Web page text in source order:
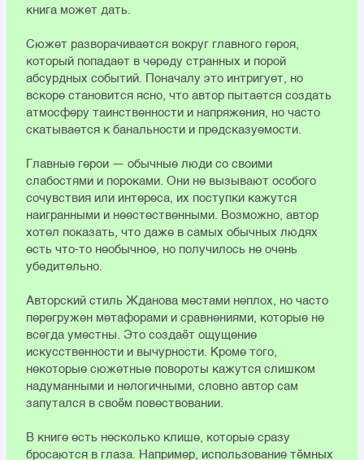
книга может дать.
Сюжет разворачивается вокруг главного героя,
который попадает в череду странных и порой
абсурдных событий. Поначалу это интригует, но
вскоре становится ясно, что автор пытается создать
атмосферу таинственности и напряжения, но часто
скатывается к банальности и предсказуемости.
Главные герои — обычные люди со своими
слабостями и пороками. Они не вызывают особого
сочувствия или интереса, их поступки кажутся
наигранными и неестественными. Возможно, автор
хотел показать, что даже в самых обычных людях
есть что-то необычное, но получилось не очень
убедительно.
Авторский стиль Жданова местами неплох, но часто
перегружен метафорами и сравнениями, которые не
всегда уместны. Это создаёт ощущение
искусственности и вычурности. Кроме того,
некоторые сюжетные повороты кажутся слишком
надуманными и нелогичными, словно автор сам
запутался в своём повествовании.
В книге есть несколько клише, которые сразу
бросаются в глаза. Например, использование тёмных